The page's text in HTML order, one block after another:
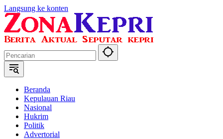
Langsung ke konten
Beranda
Kepulauan Riau
Nasional
Hukrim
Politik
Advertorial